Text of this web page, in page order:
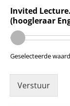
Invited
(hoogleraar
Geselecteerde
Verstuur